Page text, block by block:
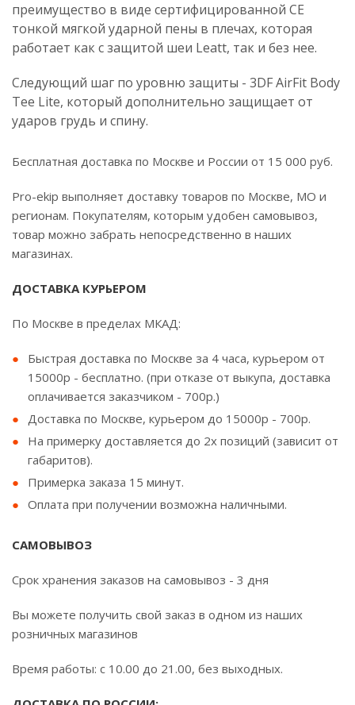
преимущество в виде сертифицированной CE
тонкой мягкой ударной пены в плечах, которая
работает как с защитой шеи Leatt, так и без нее.
Следующий шаг по уровню защиты - 3DF AirFit Body
Tee Lite, который дополнительно защищает от
ударов грудь и спину.
Бесплатная доставка по Москве и России от 15 000 руб.
Pro-ekip выполняет доставку товаров по Москве, МО и
регионам. Покупателям, которым удобен самовывоз,
товар можно забрать непосредственно в наших
магазинах.
ДОСТАВКА КУРЬЕРОМ
По Москве в пределах МКАД:
Быстрая доставка по Москве за 4 часа, курьером от
15000р - бесплатно. (при отказе от выкупа, доставка
оплачивается заказчиком - 700р.)
Доставка по Москве, курьером до 15000р - 700р.
На примерку доставляется до 2х позиций (зависит от
габаритов).
Примерка заказа 15 минут.
Оплата при получении возможна наличными.
САМОВЫВОЗ
Срок хранения заказов на самовывоз - 3 дня
Вы можете получить свой заказ в одном из наших
розничных магазинов
Время работы: с 10.00 до 21.00, без выходных.